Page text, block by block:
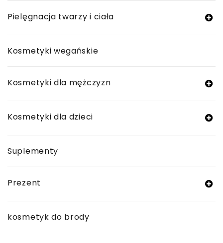
Pielęgnacja twarzy i ciała
Kosmetyki wegańskie
Kosmetyki dla mężczyzn
Kosmetyki dla dzieci
Suplementy
Prezent
kosmetyk do brody